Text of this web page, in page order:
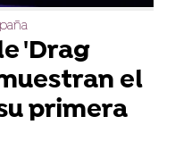
'Drag
el
primera